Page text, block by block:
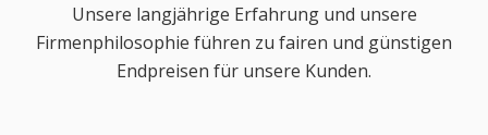
Unsere langjährige Erfahrung und unsere
Firmenphilosophie führen zu fairen und günstigen
Endpreisen für unsere Kunden.